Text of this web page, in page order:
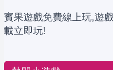
賓果遊戲免費線上玩,遊
載立即玩!